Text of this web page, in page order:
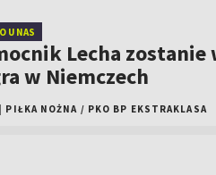
U NAS
Lecha zostanie
w Niemczech
PIŁKA NOŻNA / PKO BP EKSTRAKLASA